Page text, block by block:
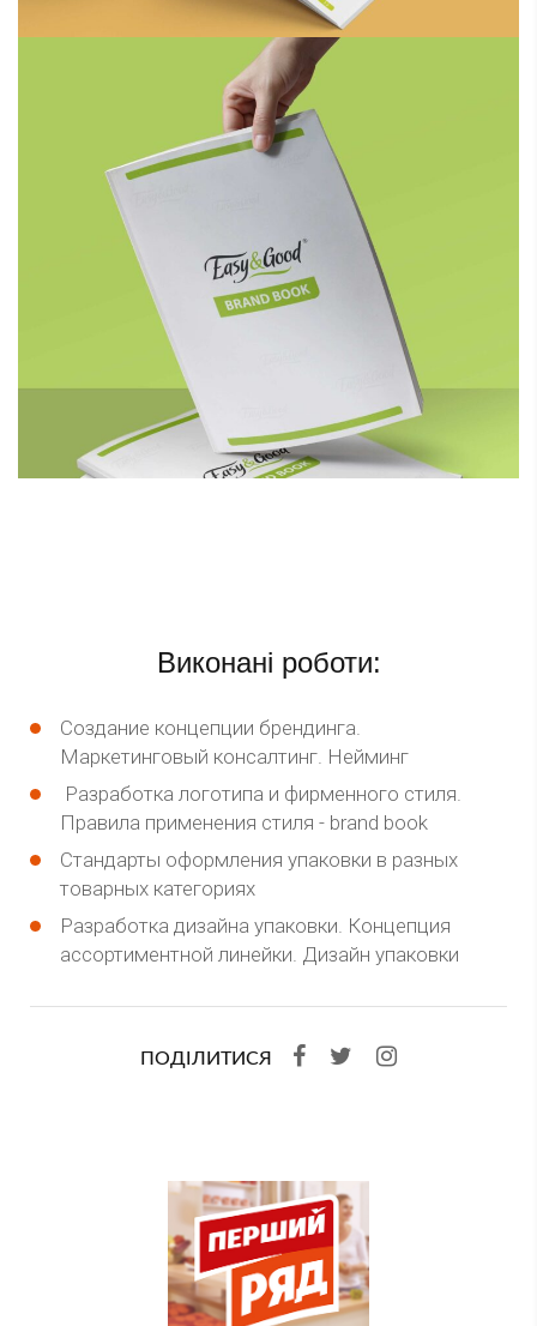
Виконані роботи:
Создание концепции брендинга.
Маркетинговый консалтинг. Нейминг
Разработка логотипа и фирменного стиля.
Правила применения стиля - brand book
Стандарты оформления упаковки в разных
товарных категориях
Разработка дизайна упаковки. Концепция
ассортиментной линейки. Дизайн упаковки
ПОДІЛИТИСЯ